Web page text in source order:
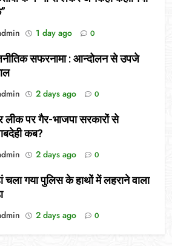
1 day ago 0
सफरनामा : आन्दोलन से उपजे
2 days ago 0
लीक पर गैर-भाजपा सरकारों से
कब?
2 days ago 0
चला गया पुलिस के हाथों में लहराने वाला
2 days ago 0